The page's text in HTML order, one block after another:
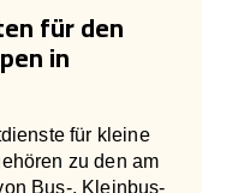
für den
in
für kleine
zu den am
Bus-, Kleinbus-